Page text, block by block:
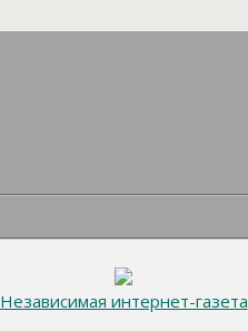
Независимая интернет-газета